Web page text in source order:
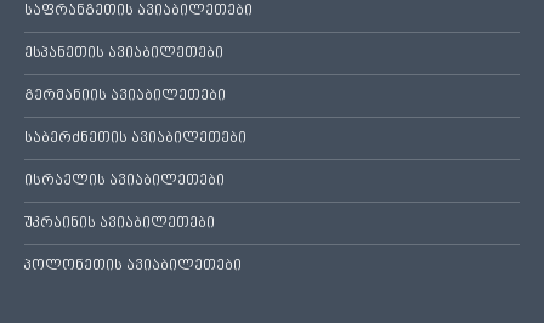
საფრანგეთის ავიაბილეთები
ესპანეთის ავიაბილეთები
გერმანიის ავიაბილეთები
საბერძნეთის ავიაბილეთები
ისრაელის ავიაბილეთები
უკრაინის ავიაბილეთები
პოლონეთის ავიაბილეთები